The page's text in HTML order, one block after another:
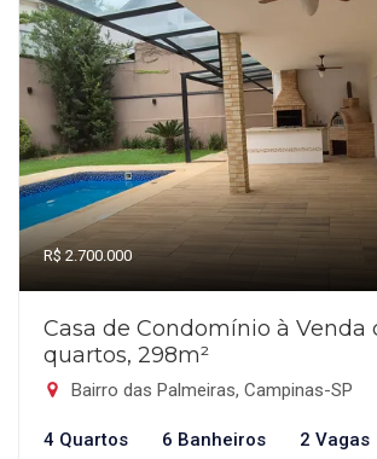
R$ 2.700.000
Casa de Condomínio à Venda
quartos, 298m²
Bairro das Palmeiras, Campinas-SP
4 Quartos 6 Banheiros 2 Vagas